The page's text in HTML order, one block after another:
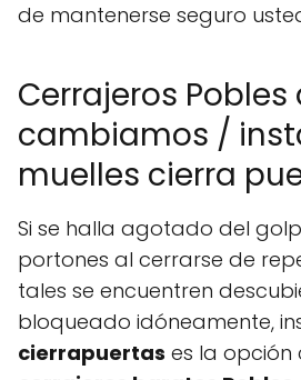
de mantenerse seguro
Cerrajeros Pobles
cambiamos /
muelles cierra
Si se halla agotado del
portones al cerrarse de
tales se encuentren
bloqueado idóneamente,
cierrapuertas es la opción